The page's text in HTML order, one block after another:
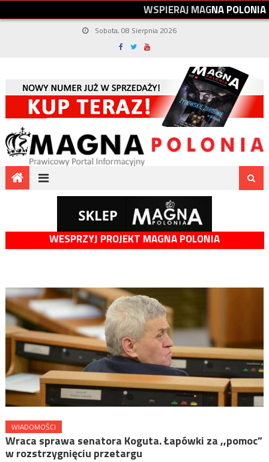
WSPIERAJMAGNAPOLONIA
Sobota, 08 Sierpnia 2026
WESPRZYJ PROJEKT MAGNA POLONIA
WIADOMOŚCI
Wraca sprawa senatora Koguta. Łapówki za ,,pomoc”
w rozstrzygnięciu przetargu